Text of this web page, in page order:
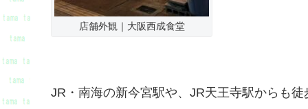
店舗外観｜大阪西成食堂
JR・南海の新今宮駅や、JR天王寺駅からも徒